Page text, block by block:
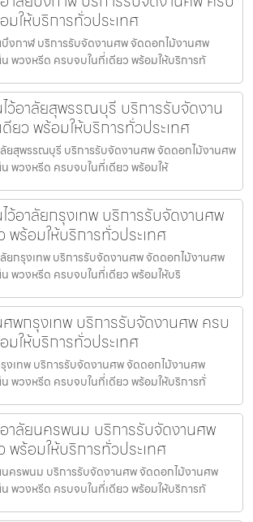
มให้บริการทั่วประเทศ
บึงกาฬ บริการรับจัดงานศพ จัดดอกไม้งานศพ
น พวงหรีด ครบจบในที่เดียว พร้อมให้บริการทั
ว้อาลัยสุพรรณบุรี บริการรับจัดงาน
ยว พร้อมให้บริการทั่วประเทศ
ยสุพรรณบุรี บริการรับจัดงานศพ จัดดอกไม้งานศพ
น พวงหรีด ครบจบในที่เดียว พร้อมให้
ว้อาลัยกรุงเทพ บริการรับจัดงานศพ
พร้อมให้บริการทั่วประเทศ
ยกรุงเทพ บริการรับจัดงานศพ จัดดอกไม้งานศพ
น พวงหรีด ครบจบในที่เดียว พร้อมให้บริ
พกรุงเทพ บริการรับจัดงานศพ ครบ
มให้บริการทั่วประเทศ
เทพ บริการรับจัดงานศพ จัดดอกไม้งานศพ
น พวงหรีด ครบจบในที่เดียว พร้อมให้บริการทั่
อาลัยนครพนม บริการรับจัดงานศพ
พร้อมให้บริการทั่วประเทศ
นครพนม บริการรับจัดงานศพ จัดดอกไม้งานศพ
น พวงหรีด ครบจบในที่เดียว พร้อมให้บริการทั